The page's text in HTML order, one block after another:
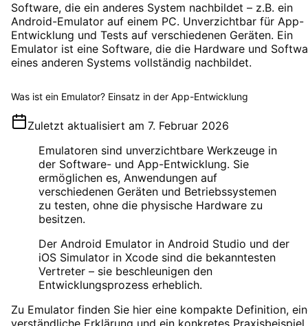
Software, die ein anderes System nachbildet – z.B. ein
Android-Emulator auf einem PC. Unverzichtbar für App-
Entwicklung und Tests auf verschiedenen Geräten. Ein
Emulator ist eine Software, die die Hardware und
eines anderen Systems vollständig nachbildet.
Was ist ein Emulator? Einsatz in der App-Entwicklung
Zuletzt aktualisiert am 7. Februar 2026
Emulatoren sind unverzichtbare Werkzeuge in
der Software- und App-Entwicklung. Sie
ermöglichen es, Anwendungen auf
verschiedenen Geräten und Betriebssystemen
zu testen, ohne die physische Hardware zu
besitzen.
Der Android Emulator in Android Studio und der
iOS Simulator in Xcode sind die bekanntesten
Vertreter – sie beschleunigen den
Entwicklungsprozess erheblich.
Zu Emulator finden Sie hier eine kompakte Definition,
verständliche Erklärung und ein konkretes Praxisbeispiel